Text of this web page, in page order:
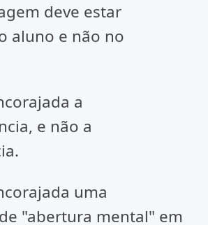
deve estar
aluno e não no
a
e não a
uma
"abertura mental" em